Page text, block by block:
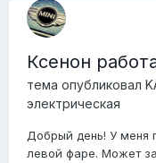
Ксенон
тема опубликовал
электрическая
Добрый день! У меня
левой фаре. Может